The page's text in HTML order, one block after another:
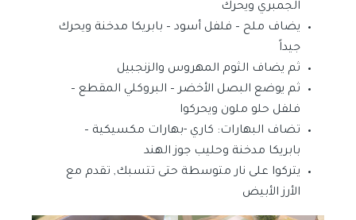
الجمبري ويحرك
يضاف ملح – فلفل أسود – بابريكا مدخنة ويحرك
جيداً
ثم يضاف الثوم المهروس والزنجبيل
ثم يوضع البصل الأخضر – البروكلي المقطع –
فلفل حلو ملون ويحركوا
تضاف البهارات: كاري -بهارات مكسيكية –
بابريكا مدخنة وحليب جوز الهند
يتركوا على نار متوسطة حتى تتسبك, تقدم مع
الأرز الأبيض